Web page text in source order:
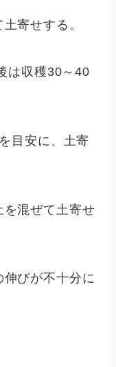
寄せする。
は収穫30～40
目安に、土寄
を混ぜて土寄せ
びが不十分に